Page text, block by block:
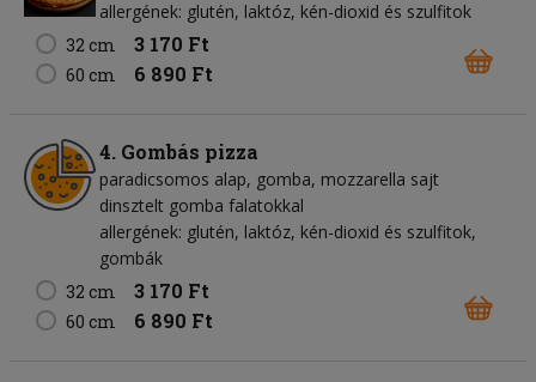
allergének: glutén, laktóz, kén-dioxid és szulfitok
32 cm
3 170 Ft
60 cm 6 890 Ft
4. Gombás pizza
paradicsomos alap gomba mozzarella sajt
dinsztelt gomba falatokkal
allergének: glutén, laktóz, kén-dioxid és szulfitok,
gombák
32 cm
3 170 Ft
60 cm 6 890 Ft